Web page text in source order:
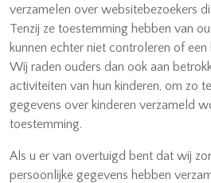
verzamelen over websitebezoekers
Tenzij ze toestemming hebben van
kunnen echter niet controleren of een
Wij raden ouders dan ook aan
activiteiten van hun kinderen, om zo
gegevens over kinderen verzameld
toestemming.
Als u er van overtuigd bent dat wij
persoonlijke gegevens hebben